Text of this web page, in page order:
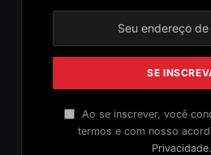
Ao se inscrever, você
termos e com nosso
Privacidade.